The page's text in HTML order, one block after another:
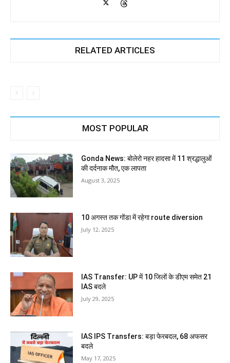
RELATED ARTICLES
MOST POPULAR
Gonda News: बोलेरो नहर हादसा में 11 श्रद्धालुओं
की दर्दनाक मौत, एक लापता
August 3, 2025
10 अगस्त तक गोंडा में रहेगा route diversion
July 12, 2025
IAS Transfer: UP में 10 जिलों के डीएम समेत 21
IAS बदले
July 29, 2025
IAS IPS Transfers: बड़ा फेरबदल, 68 अफसर
बदले
May 17, 2025